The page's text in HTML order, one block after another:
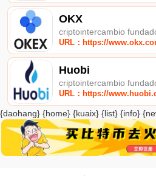
OKX
criptointercambio
URL：https://
Huobi
criptointercambio
URL：https://
{daohang} {home} {kuaix} {list} {info}